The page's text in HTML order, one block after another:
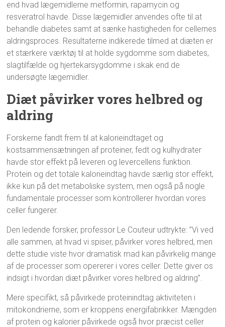
end hvad lægemidlerne metformin, rapamycin og
resveratrol havde. Disse lægemidler anvendes ofte til at
behandle diabetes samt at sænke hastigheden for cellernes
aldringsproces. Resultaterne indikerede tilmed at diæten er
et stærkere værktøj til at holde sygdomme som diabetes,
slagtilfælde og hjertekarsygdomme i skak end de
undersøgte lægemidler.
Diæt påvirker vores helbred og
aldring
Forskerne fandt frem til at kalorieindtaget og
kostsammensætningen af proteiner, fedt og kulhydrater
havde stor effekt på leveren og levercellens funktion.
Protein og det totale kalorieindtag havde særlig stor effekt,
ikke kun på det metaboliske system, men også på nogle
fundamentale processer som kontrollerer hvordan vores
celler fungerer.
Den ledende forsker, professor Le Couteur udtrykte: ”Vi ved
alle sammen, at hvad vi spiser, påvirker vores helbred, men
dette studie viste hvor dramatisk mad kan påvirkelig mange
af de processer som opererer i vores celler. Dette giver os
indsigt i hvordan diæt påvirker vores helbred og aldring”.
Mere specifikt, så påvirkede proteinindtag aktiviteten i
mitokondrierne, som er kroppens energifabrikker. Mængden
af protein og kalorier påvirkede også hvor præcist celler